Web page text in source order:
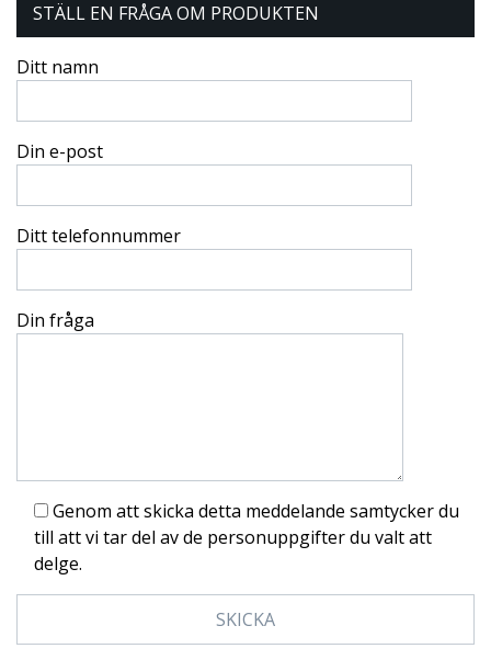
STÄLL EN FRÅGA OM PRODUKTEN
Ditt namn
Din e-post
Ditt telefonnummer
Din fråga
Genom att skicka detta meddelande samtycker du
till att vi tar del av de personuppgifter du valt att
delge.